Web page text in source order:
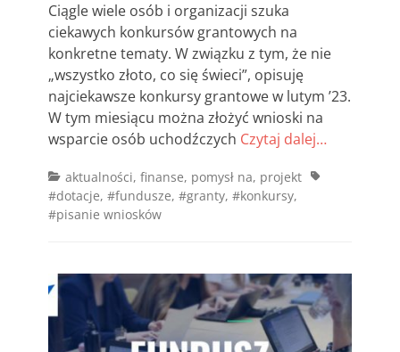
Ciągle wiele osób i organizacji szuka
ciekawych konkursów grantowych na
konkretne tematy. W związku z tym, że nie
„wszystko złoto, co się świeci”, opisuję
najciekawsze konkursy grantowe w lutym ’23.
W tym miesiącu można złożyć wnioski na
wsparcie osób uchodźczych Czytaj dalej…
Categories
aktualności, finanse, pomysł na, projekt Tags
#dotacje, #fundusze, #granty, #konkursy,
#pisanie wniosków